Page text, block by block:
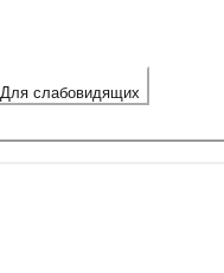
Для слабовидящих